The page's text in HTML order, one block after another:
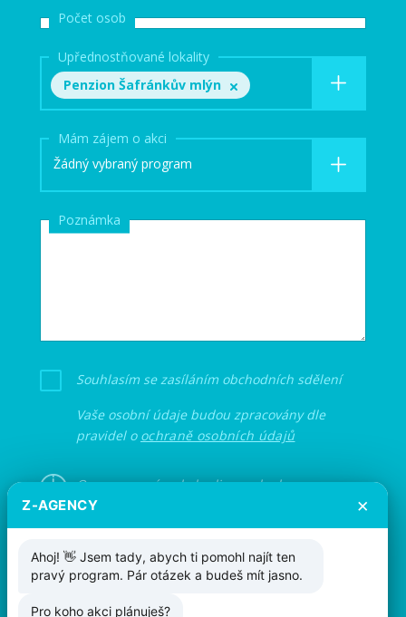
Počet osob
Upřednostňované lokality
Penzion Šafránkův mlýn
Mám zájem o akci
Žádný vybraný program
Poznámka
Souhlasím se zasíláním obchodních sdělení
Vaše osobní údaje budou zpracovány dle
pravidel o ochraně osobních údajů
Ozveme se vám do hodiny, pokud
nebudeme zrovna na akci.
Z-AGENCY ×
Ahoj! 👋 Jsem tady, abych ti pomohl najít ten
pravý program. Pár otázek a budeš mít jasno.
Pro koho akci plánuješ?